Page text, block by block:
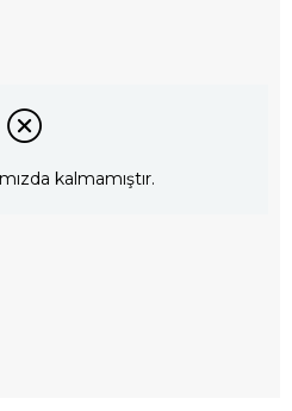
kalmamıştır.